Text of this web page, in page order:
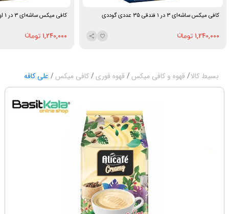
کافی میکس ساشه‌ای 3 در 1 فندقی 35 عددی گوددی
1,240,000
کافی میکس ساشه‌ای 3 در 1 اورجینال 35 عددی گوددی
1,240,000
بسیط کالا قهوه و کافی میکس قهوه فوری کافی میکس علی کافه